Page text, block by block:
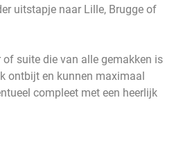
uitstapje naar Lille, Brugge of
suite die van alle gemakken is
ontbijt en kunnen maximaal
compleet met een heerlijk